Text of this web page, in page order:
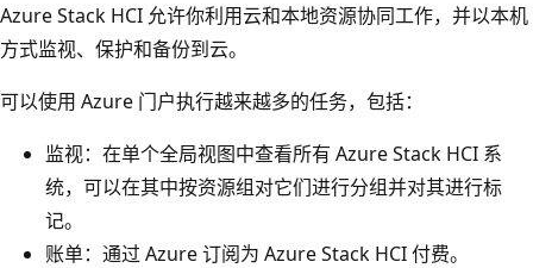
Azure Stack HCI 允许你利用云和本地资源协同工作，并以本机
方式监视、保护和备份到云。
可以使用 Azure 门户执行越来越多的任务，包括：
监视：在单个全局视图中查看所有 Azure Stack HCI 系
统，可以在其中按资源组对它们进行分组并对其进行标
记。
账单：通过 Azure 订阅为 Azure Stack HCI 付费。